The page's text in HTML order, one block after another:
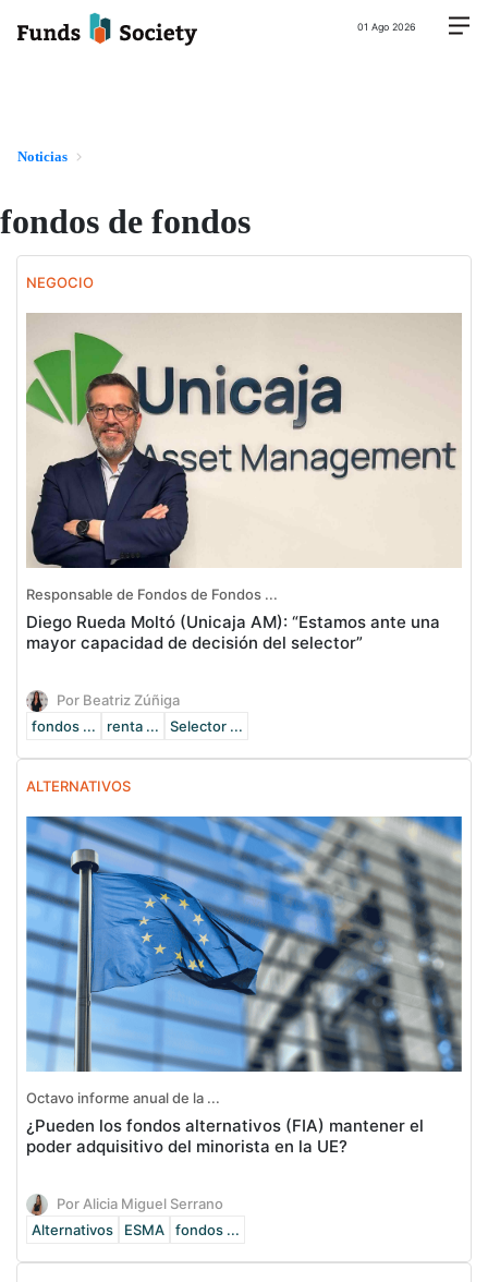
01 Ago 2026
Noticias
fondos de fondos
NEGOCIO
Responsable de Fondos de Fondos ...
Diego Rueda Moltó (Unicaja AM): “Estamos ante una
mayor capacidad de decisión del selector”
Por Beatriz Zúñiga
fondos ...
renta ... Selector ...
ALTERNATIVOS
Octavo informe anual de la ...
¿Pueden los fondos alternativos (FIA) mantener el
poder adquisitivo del minorista en la UE?
Por Alicia Miguel Serrano
Alternativos
ESMA fondos ...